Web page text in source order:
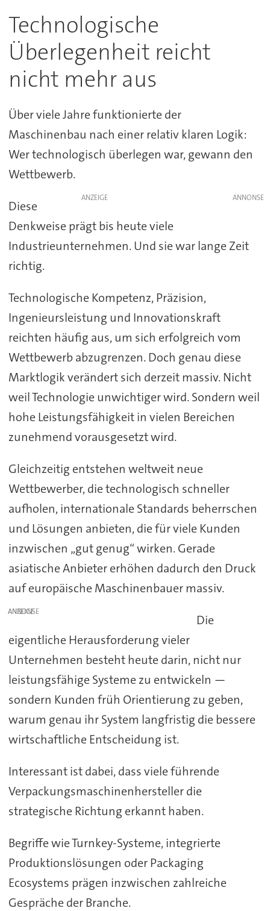
Technologische
Überlegenheit reicht
nicht mehr aus
Über viele Jahre funktionierte der
Maschinenbau nach einer relativ klaren Logik:
Wer technologisch überlegen war, gewann den
Wettbewerb.
ANZEIGE
Diese
Denkweise prägt bis heute viele
Industrieunternehmen. Und sie war lange Zeit
richtig.
Technologische Kompetenz, Präzision,
Ingenieursleistung und Innovationskraft
reichten häufig aus, um sich erfolgreich vom
Wettbewerb abzugrenzen. Doch genau diese
Marktlogik verändert sich derzeit massiv. Nicht
weil Technologie unwichtiger wird. Sondern weil
hohe Leistungsfähigkeit in vielen Bereichen
zunehmend vorausgesetzt wird.
Gleichzeitig entstehen weltweit neue
Wettbewerber, die technologisch schneller
aufholen, internationale Standards beherrschen
und Lösungen anbieten, die für viele Kunden
inzwischen „gut genug“ wirken. Gerade
asiatische Anbieter erhöhen dadurch den Druck
auf europäische Maschinenbauer massiv.
ANZEIGE
Die
eigentliche Herausforderung vieler
Unternehmen besteht heute darin, nicht nur
leistungsfähige Systeme zu entwickeln —
sondern Kunden früh Orientierung zu geben,
warum genau ihr System langfristig die bessere
wirtschaftliche Entscheidung ist.
Interessant ist dabei, dass viele führende
Verpackungsmaschinenhersteller die
strategische Richtung erkannt haben.
Begriffe wie Turnkey-Systeme, integrierte
Produktionslösungen oder Packaging
Ecosystems prägen inzwischen zahlreiche
Gespräche der Branche.